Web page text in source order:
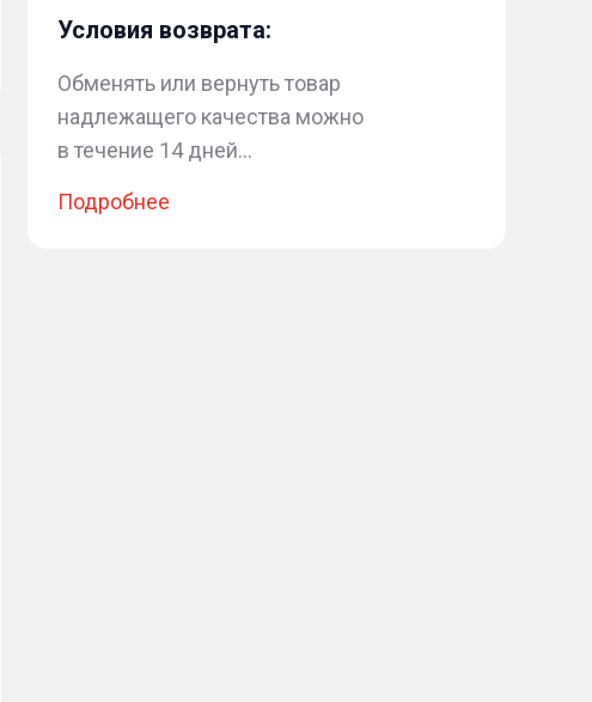
Условия возврата:
Обменять или вернуть товар
надлежащего качества можно
в течение 14 дней...
Подробнее